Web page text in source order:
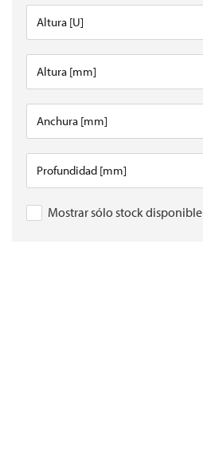
Mostrar sólo stock disponible